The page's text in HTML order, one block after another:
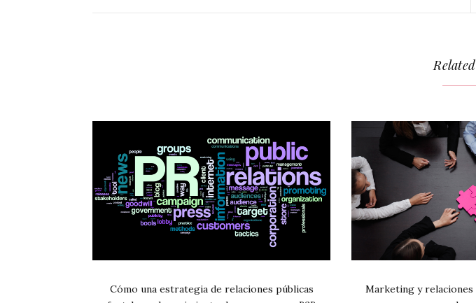
Cómo una estrategia de relaciones públicas
Marketing y